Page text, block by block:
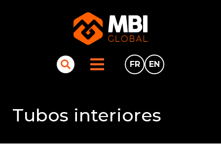
FR EN
Tubos interiores